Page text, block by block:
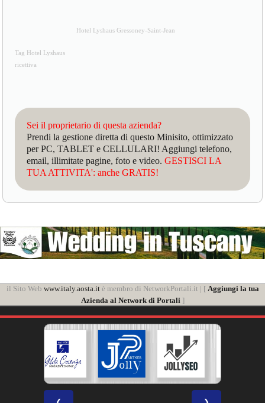
Hotel Lyshaus Gressoney-Saint-Jean
Tag Hotel Lyshaus
ricettiva
Sei il proprietario di questa azienda?
Prendi la gestione diretta di questo Minisito, ottimizzato
per PC, TABLET e CELLULARI! Aggiungi telefono,
email, illimitate pagine, foto e video.GESTISCI LA
TUA ATTIVITA': anche GRATIS!
il Sito Web www.italy.aosta.itè membro di NetworkPortali.it | [ Aggiungi la tua
Azienda al Network di Portali]